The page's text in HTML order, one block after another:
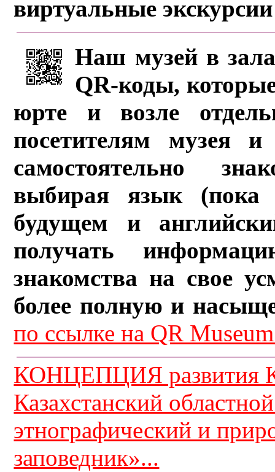
виртуальные
Наш музей в
QR-коды,
юрте и возле
посетителям музея и
самостоятельно
выбирая язык (пока
будущем и
получать
знакомства на свое
более полную и
по ссылке на QR
КОНЦЕПЦИЯ развития
Казахстанский
этнографический и
заповедник»...